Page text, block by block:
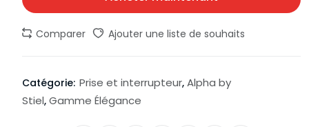
Comparer Ajouter une liste de souhaits
Catégorie: Prise et interrupteur, Alpha by
Stiel, Gamme Élégance